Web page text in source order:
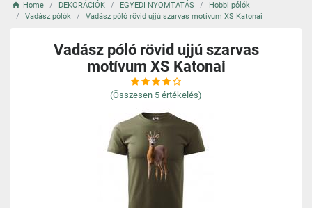
Home DEKORÁCIÓK EGYEDI NYOMTATÁS
Hobbi pólók
Vadász pólók
Vadász póló rövid ujjú szarvas motívum XS Katonai
Vadász póló rövid ujjú szarvas
motívum XS Katonai
(Összesen 5 értékelés)